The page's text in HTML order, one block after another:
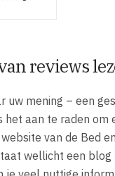
reviews
uw mening – een
het aan te raden om
van de Bed
wellicht een blog